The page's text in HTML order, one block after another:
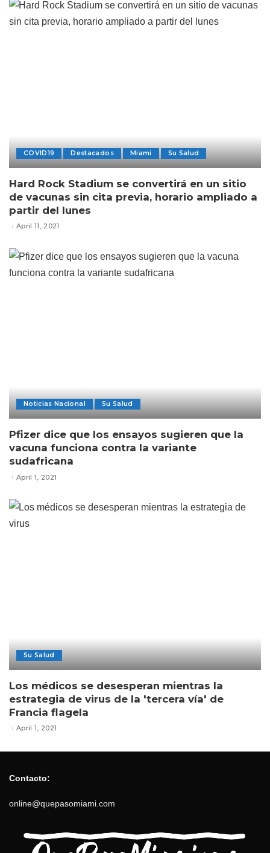
COVID19 Destacados Miami Su Salud
Hard Rock Stadium se convertirá en un sitio
de vacunas sin cita previa, horario ampliado a
partir del lunes
April 11, 2021
Noticias Nacional Su Salud
Pfizer dice que los ensayos sugieren que la
vacuna funciona contra la variante
sudafricana
April 1, 2021
Su Salud
Los médicos se desesperan mientras la
estrategia de virus de la 'tercera vía' de
Francia flagela
April 1, 2021
Contacto:
online@quepasomiami.com